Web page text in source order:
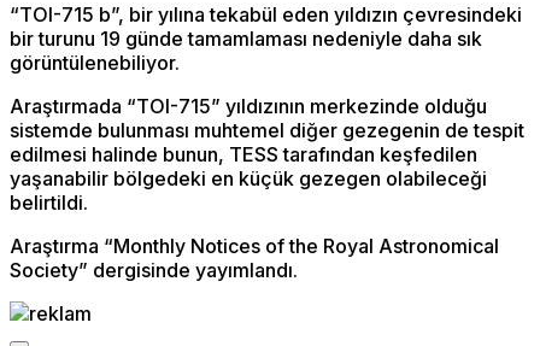
“TOI-715 b”, bir yılına tekabül eden yıldızın çevresindeki
bir turunu 19 günde tamamlaması nedeniyle daha sık
görüntülenebiliyor.
Araştırmada “TOI-715” yıldızının merkezinde olduğu
sistemde bulunması muhtemel diğer gezegenin de tespit
edilmesi halinde bunun, TESS tarafından keşfedilen
yaşanabilir bölgedeki en küçük gezegen olabileceği
belirtildi.
Araştırma “Monthly Notices of the Royal Astronomical
Society” dergisinde yayımlandı.